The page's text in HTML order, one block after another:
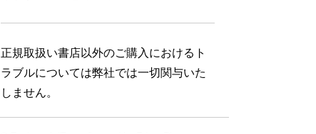
正規取扱い書店以外のご購入におけるト
ラブルについては弊社では一切関与いた
しません。